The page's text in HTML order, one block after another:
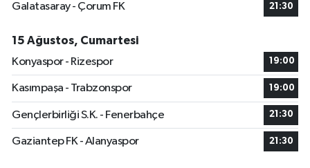
Galatasaray - Çorum FK
21:30
15 Ağustos, Cumartesi
Konyaspor - Rizespor
19:00
Kasımpaşa - Trabzonspor 19:00
Gençlerbirliği S.K. - Fenerbahçe 21:30
Gaziantep FK - Alanyaspor 21:30